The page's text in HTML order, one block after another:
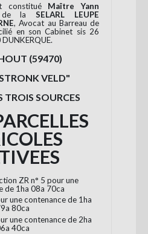
constitué Maître Yann
de laSELARL LEUPE
, Avocat au Barreau de
en son Cabinet sis 26
(59470)
VELD"
TROIS SOURCES
ZR n° 5 pour une
de 1ha 08a 70ca
une contenance de 1ha
80ca
une contenance de 2ha
40ca